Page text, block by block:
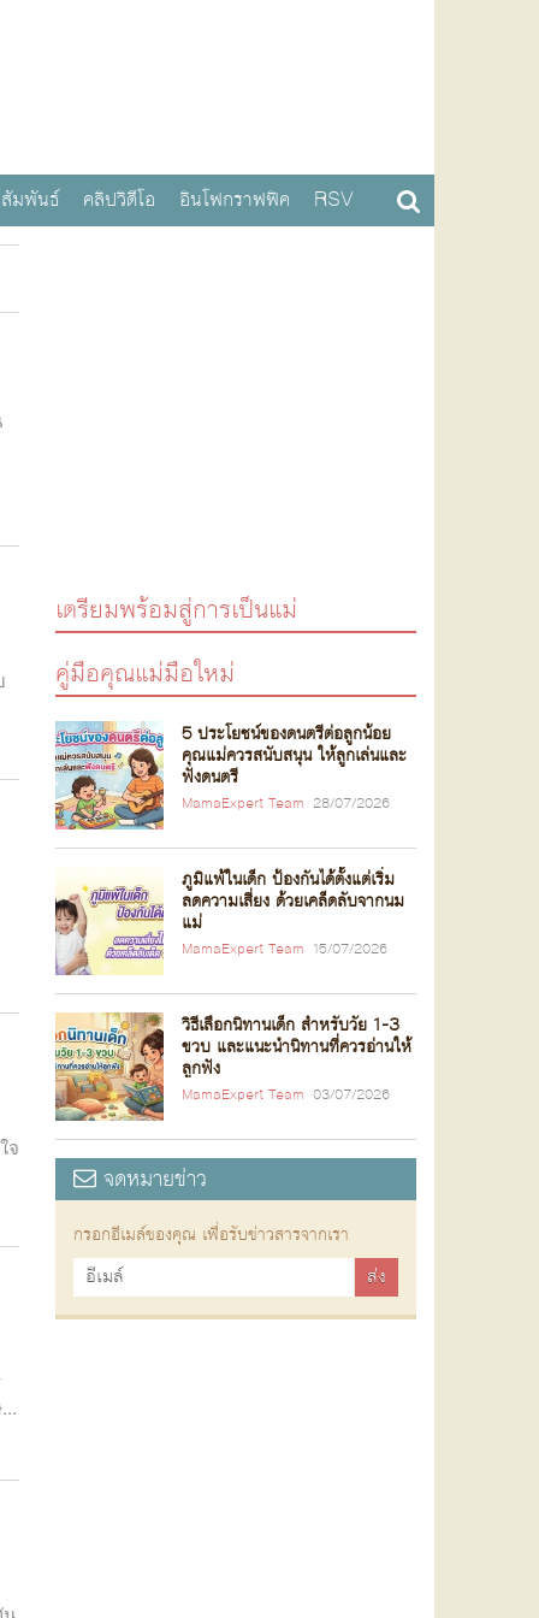
มพันธ์ คลิปวิดีโอ อินโฟกราฟฟิค RSV
จ
เตรียมพร้อมสู่การเป็นแม่
คู่มือคุณแม่มือใหม่
5 ประโยชน์ของดนตรีต่อลูกน้อย
คุณแม่ควรสนับสนุน ให้ลูกเล่นและ
ฟังดนตรี
MamaExpert Team 28/07/2026
ภูมิแพ้ในเด็ก ป้องกันได้ตั้งแต่เริ่ม
ลดความเสี่ยง ด้วยเคล็ดลับจากนม
แม่
MamaExpert Team 15/07/2026
วิธีเลือกนิทานเด็ก สำหรับวัย 1-3
ขวบ และแนะนำนิทานที่ควรอ่านให้
ลูกฟัง
MamaExpert Team 03/07/2026
จดหมายข่าว
กรอกอีเมล์ของคุณ เพื่อรับข่าวสารจากเรา